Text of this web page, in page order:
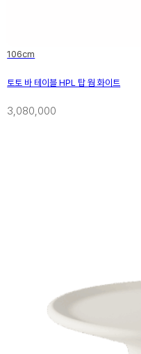
106cm
토토 바 테이블 HPL 탑 웜 화이트
3,080,000